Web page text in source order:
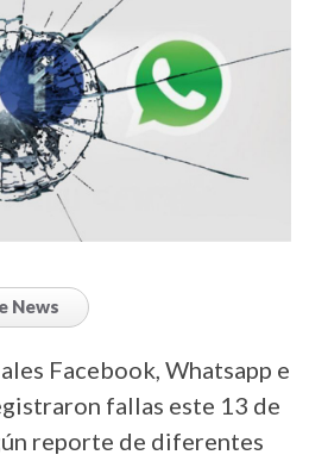
News
Facebook, Whatsapp e
fallas este 13 de
reporte de diferentes